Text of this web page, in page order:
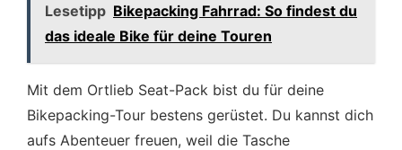
Lesetipp Bikepacking Fahrrad: So findest du
das ideale Bike für deine Touren
Mit dem Ortlieb Seat-Pack bist du für deine
Bikepacking-Tour bestens gerüstet. Du kannst dich
aufs Abenteuer freuen, weil die Tasche